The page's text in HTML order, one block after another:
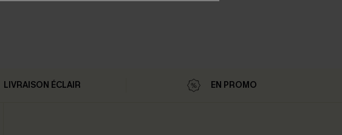
LIVRAISON ÉCLAIR EN PROMO